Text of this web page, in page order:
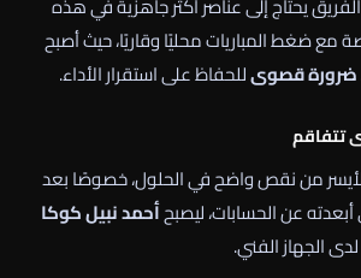
مع ضغط المباريات محليًا وقاريًا، حيث أصبح
ضرورة قصوىللحفاظ على استقرار الأداء.
تتفاقم
من نقص واضح في الحلول، خصوصًا بعد
أبعدته عن الحسابات، ليصبحأحمد نبيل كوكا
الجهاز الفني.